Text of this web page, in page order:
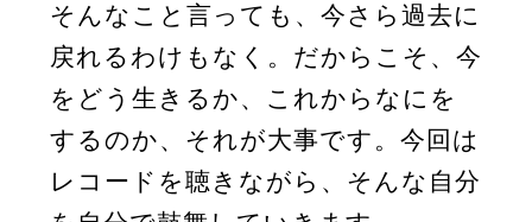
そんなこと言っても、今さら過去に
戻れるわけもなく。だからこそ、今
をどう生きるか、これからなにを
するのか、それが大事です。今回は
レコードを聴きながら、そんな自分